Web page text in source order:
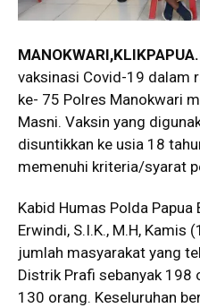
vaksinasi Covid-19 dalam
ke- 75 Polres Manokwari
Masni. Vaksin yang
disuntikkan ke usia 18
memenuhi kriteria/syarat
Kabid Humas Polda
Erwindi, S.I.K., M.H,
jumlah masyarakat yang
Distrik Prafi sebanyak 198
130 orang. Keseluruhan